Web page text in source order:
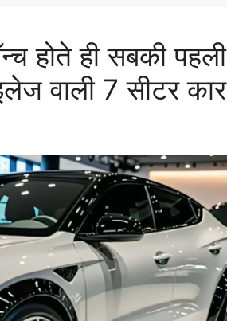
होते ही सबकी पहली
वाली 7 सीटर कार